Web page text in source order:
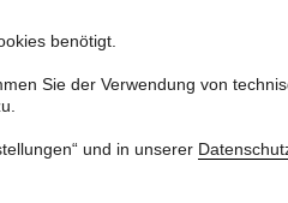
benötigt.
Sie der Verwendung von
und in unserer
Ran